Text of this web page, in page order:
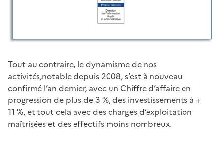
Tout au contraire, le dynamisme de nos
activités,notable depuis 2008, s’est à nouveau
confirmé l’an dernier, avec un Chiffre d’affaire en
progression de plus de 3 %, des investissements à +
11 %, et tout cela avec des charges d’exploitation
maîtrisées et des effectifs moins nombreux.